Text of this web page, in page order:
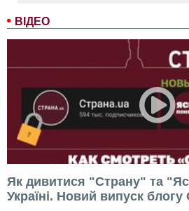
ВІДЕО
Як дивитися "Страну" та
Україні. Новий випуск